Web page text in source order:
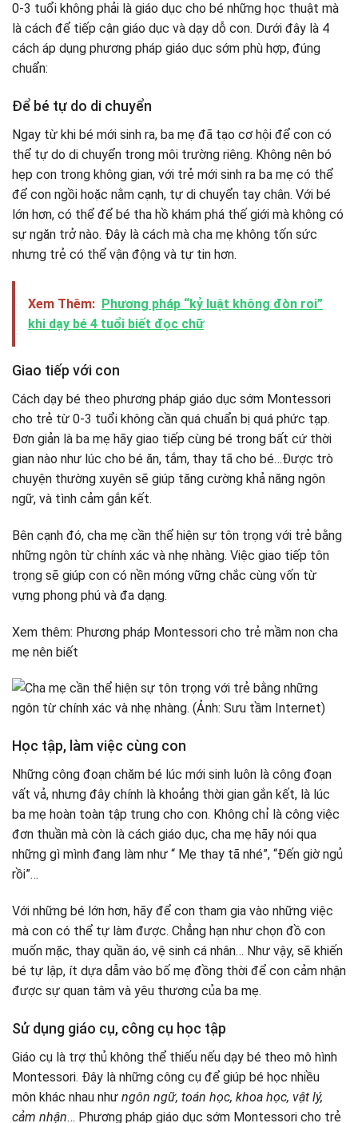
0-3 tuổi không phải là giáo dục cho bé những học thuật mà
là cách để tiếp cận giáo dục và dạy dỗ con. Dưới đây là 4
cách áp dụng phương pháp giáo dục sớm phù hợp, đúng
chuẩn:
Để bé tự do di chuyển
Ngay từ khi bé mới sinh ra, ba mẹ đã tạo cơ hội để con có
thể tự do di chuyển trong môi trường riêng. Không nên bó
hẹp con trong không gian, với trẻ mới sinh ra ba mẹ có thể
để con ngồi hoặc nằm cạnh, tự di chuyển tay chân. Với bé
lớn hơn, có thể để bé tha hồ khám phá thế giới mà không có
sự ngăn trở nào. Đây là cách mà cha mẹ không tốn sức
nhưng trẻ có thể vận động và tự tin hơn.
Xem Thêm: Phương pháp “kỷ luật không đòn roi”
khi dạy bé 4 tuổi biết đọc chữ
Giao tiếp với con
Cách dạy bé theo phương pháp giáo dục sớm Montessori
cho trẻ từ 0-3 tuổi không cần quá chuẩn bị quá phức tạp.
Đơn giản là ba mẹ hãy giao tiếp cùng bé trong bất cứ thời
gian nào như lúc cho bé ăn, tắm, thay tã cho bé…Được trò
chuyện thường xuyên sẽ giúp tăng cường khả năng ngôn
ngữ, và tình cảm gắn kết.
Bên cạnh đó, cha mẹ cần thể hiện sự tôn trọng với trẻ bằng
những ngôn từ chính xác và nhẹ nhàng. Việc giao tiếp tôn
trọng sẽ giúp con có nền móng vững chắc cùng vốn từ
vựng phong phú và đa dạng.
Xem thêm: Phương pháp Montessori cho trẻ mầm non cha
mẹ nên biết
Học tập, làm việc cùng con
Những công đoạn chăm bé lúc mới sinh luôn là công đoạn
vất vả, nhưng đây chính là khoảng thời gian gắn kết, là lúc
ba mẹ hoàn toàn tập trung cho con. Không chỉ là công việc
đơn thuần mà còn là cách giáo dục, cha mẹ hãy nói qua
những gì mình đang làm như “ Mẹ thay tã nhé”, “Đến giờ ngủ
rồi”…
Với những bé lớn hơn, hãy để con tham gia vào những việc
mà con có thể tự làm được. Chẳng hạn như chọn đồ con
muốn mặc, thay quần áo, vệ sinh cá nhân… Như vậy, sẽ khiến
bé tự lập, ít dựa dẫm vào bố mẹ đồng thời để con cảm nhận
được sự quan tâm và yêu thương của ba mẹ.
Sử dụng giáo cụ, công cụ học tập
Giáo cụ là trợ thủ không thể thiếu nếu dạy bé theo mô hình
Montessori. Đây là những công cụ để giúp bé học nhiều
môn khác nhau như ngôn ngữ, toán học, khoa học, vật lý,
cảm nhận… Phương pháp giáo dục sớm Montessori cho trẻ